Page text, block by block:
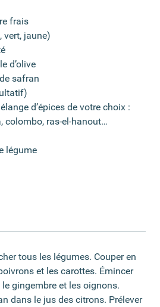
frais
vert, jaune)
d’olive
safran
d’épices de votre choix :
colombo, ras-el-hanout…
légume
tous les légumes. Couper en
et les carottes. Émincer
le gingembre et les oignons.
dans le jus des citrons. Prélever